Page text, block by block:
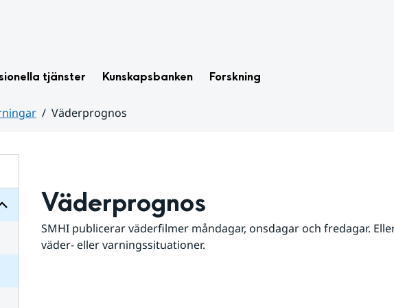
tjänster Kunskapsbanken Forskning
Väderprognos
Väderprognos
SMHI publicerar väderfilmer måndagar, onsdagar och fredagar.
väder- eller varningssituationer.